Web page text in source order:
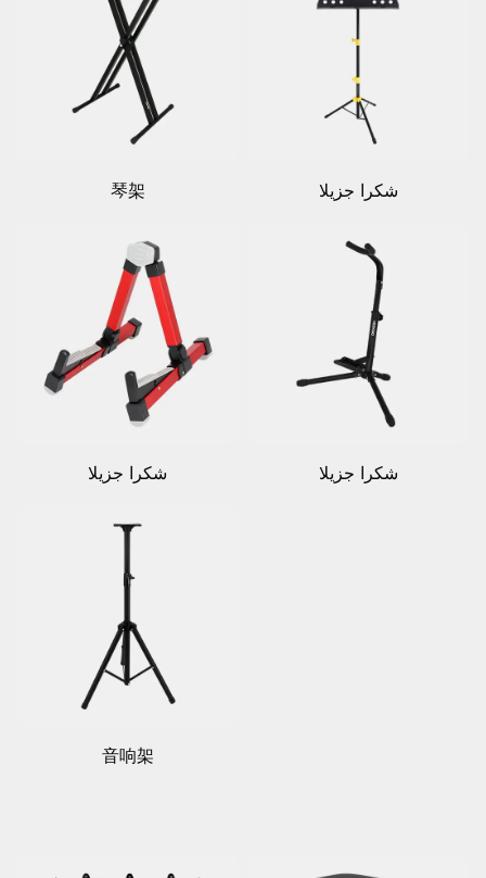
琴架 شكرا جزيلا
شكرا جزيلا شكرا جزيلا
音响架